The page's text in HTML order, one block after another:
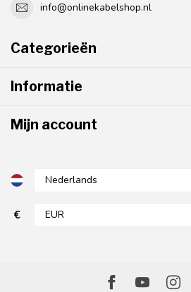
info@onlinekabelshop.nl
Categorieën
Informatie
Mijn account
€